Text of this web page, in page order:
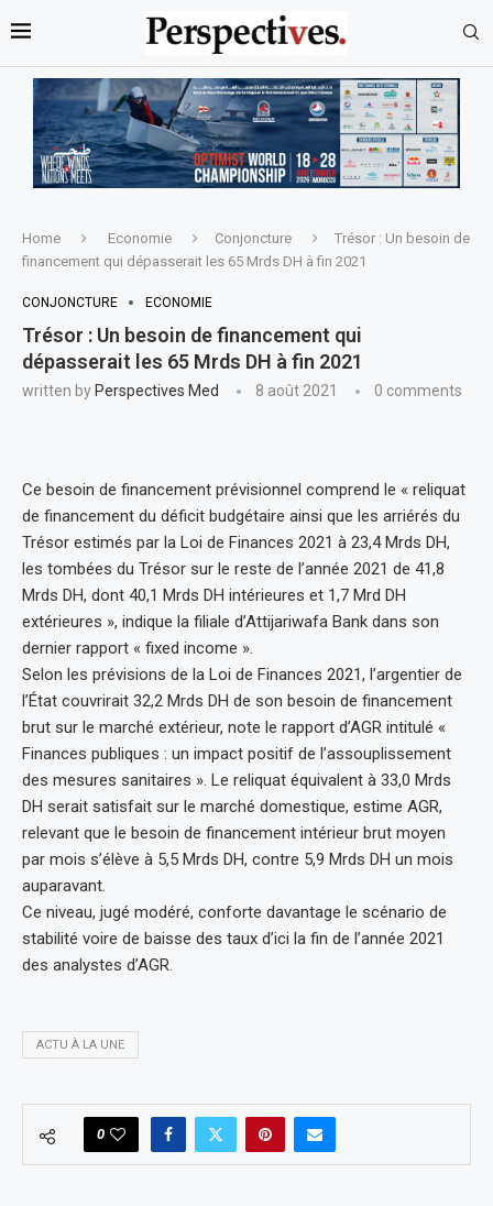
Home Economie Conjoncture
Trésor : Un besoin de
financement qui dépasserait les 65 Mrds DH à fin 2021
CONJONCTURE ECONOMIE
Trésor : Un besoin de financement qui
dépasserait les 65 Mrds DH à fin 2021
written by Perspectives Med 8 août 2021 0 comments
Ce besoin de financement prévisionnel comprend le « reliquat
de financement du déficit budgétaire ainsi que les arriérés du
Trésor estimés par la Loi de Finances 2021 à 23,4 Mrds DH,
les tombées du Trésor sur le reste de l’année 2021 de 41,8
Mrds DH, dont 40,1 Mrds DH intérieures et 1,7 Mrd DH
extérieures », indique la filiale d’Attijariwafa Bank dans son
dernier rapport « fixed income ».
Selon les prévisions de la Loi de Finances 2021, l’argentier de
l’État couvrirait 32,2 Mrds DH de son besoin de financement
brut sur le marché extérieur, note le rapport d’AGR intitulé «
Finances publiques : un impact positif de l’assouplissement
des mesures sanitaires ». Le reliquat équivalent à 33,0 Mrds
DH serait satisfait sur le marché domestique, estime AGR,
relevant que le besoin de financement intérieur brut moyen
par mois s’élève à 5,5 Mrds DH, contre 5,9 Mrds DH un mois
auparavant.
Ce niveau, jugé modéré, conforte davantage le scénario de
stabilité voire de baisse des taux d’ici la fin de l’année 2021
des analystes d’AGR.
ACTU À LA UNE
0